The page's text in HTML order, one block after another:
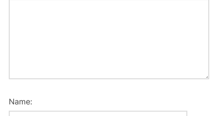
Name: